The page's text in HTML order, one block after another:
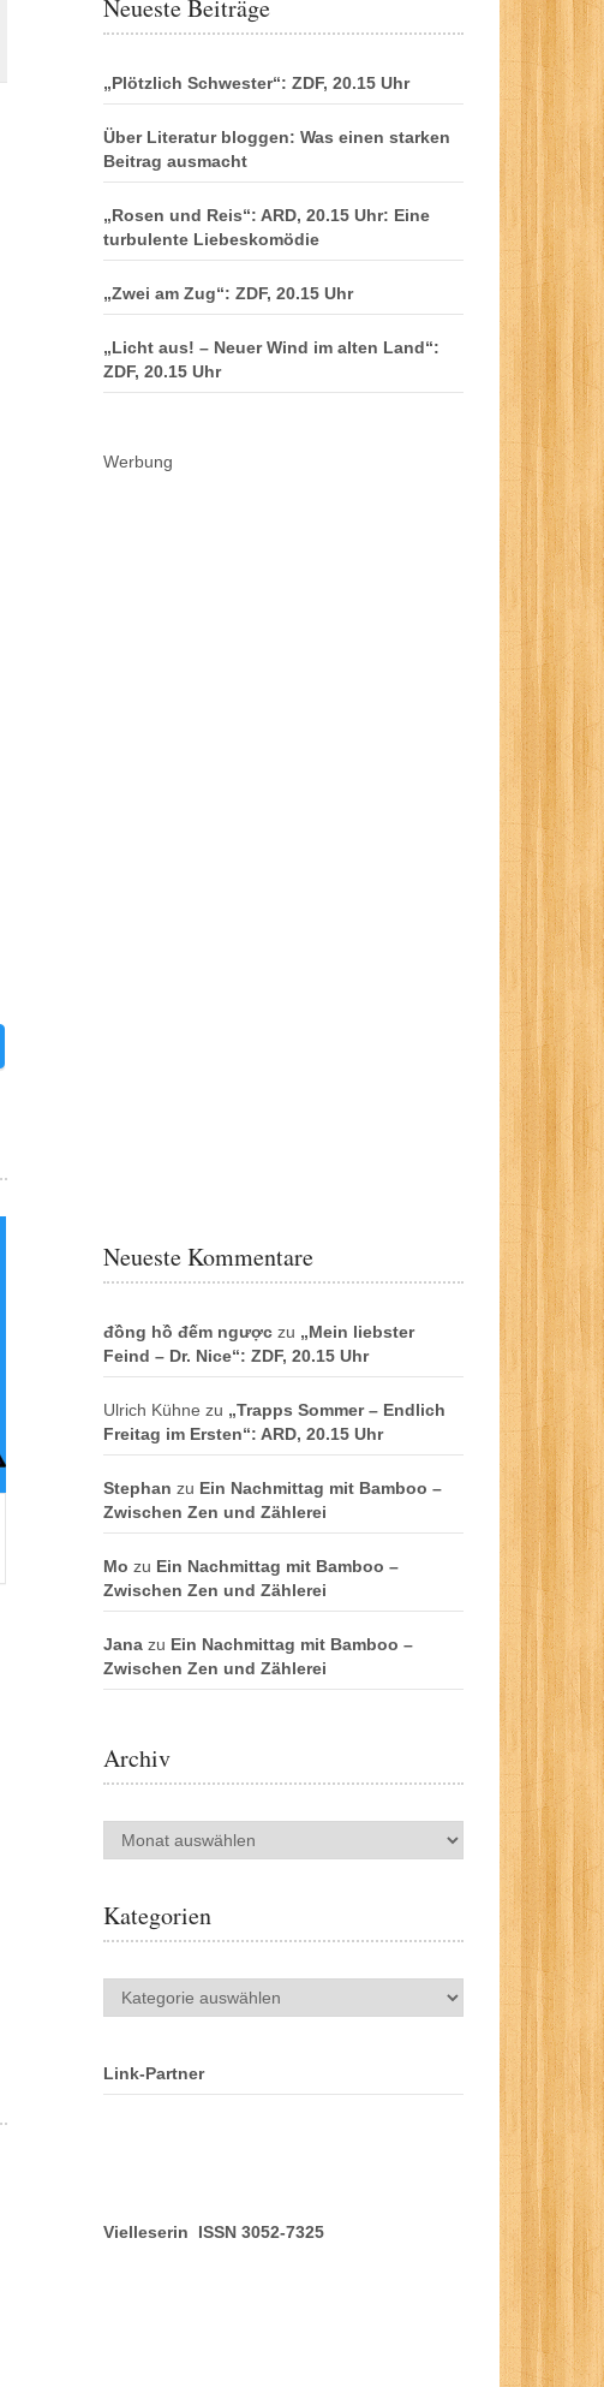
Neueste Beiträge
„Plötzlich Schwester“: ZDF, 20.15 Uhr
Über Literatur bloggen: Was einen starken
Beitrag ausmacht
„Rosen und Reis“: ARD, 20.15 Uhr: Eine
turbulente Liebeskomödie
„Zwei am Zug“: ZDF, 20.15 Uhr
„Licht aus! – Neuer Wind im alten Land“:
ZDF, 20.15 Uhr
Werbung
Neueste Kommentare
đồng hồ đếm ngược zu „Mein liebster
Feind – Dr. Nice“: ZDF, 20.15 Uhr
Ulrich Kühne zu „Trapps Sommer – Endlich
Freitag im Ersten“: ARD, 20.15 Uhr
Stephan zu Ein Nachmittag mit Bamboo –
Zwischen Zen und Zählerei
Mo zu Ein Nachmittag mit Bamboo –
Zwischen Zen und Zählerei
Jana zu Ein Nachmittag mit Bamboo –
Zwischen Zen und Zählerei
Archiv
Archiv
Kategorien
Kategorien
Link-Partner
Vielleserin ISSN 3052-7325